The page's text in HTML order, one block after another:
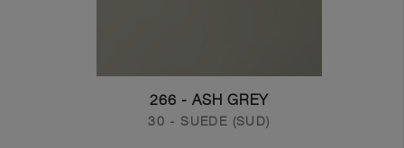
266 - ASH GREY
30 - SUEDE (SUD)